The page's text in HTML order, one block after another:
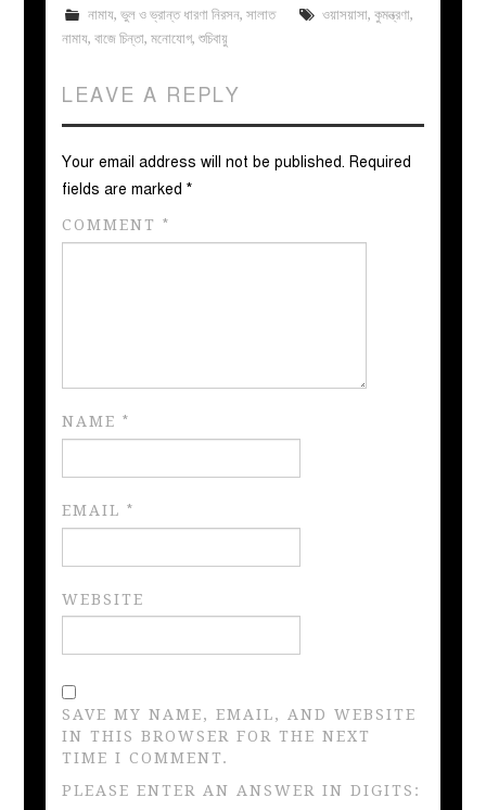
নামায, ভুল ও ভ্রান্ত ধারণা নিরসন, সালাত ওয়াসয়াসা, কুমন্ত্রণা,
নামায,বাজে চিন্তা,মনোযোগ,শুচিবায়ু
LEAVE A REPLY
Your email address will not be published. Required
fields are marked*
COMMENT*
NAME*
EMAIL*
WEBSITE
SAVE MY NAME, EMAIL, AND WEBSITE
IN THIS BROWSER FOR THE NEXT
TIME I COMMENT.
PLEASE ENTER AN ANSWER IN DIGITS: